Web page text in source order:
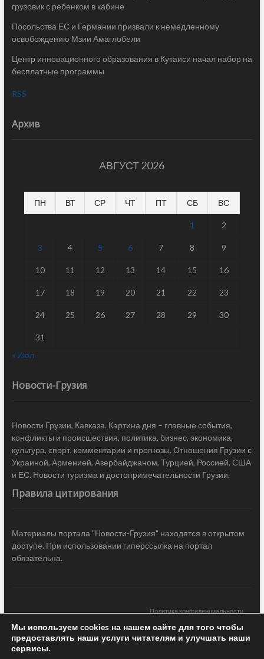
грузовик с ребенком в кабине
Посольства ЕС и Германии призвали к немедленному
освобождению Мзии Амаглобели
Центр инновационного образования в Кутаиси начал набор на
бесплатные программы
RSS
Архив
АВГУСТ 2026
ПН ВТ СР ЧТ ПТ СБ ВС
1 2
3 4 5 6 7 8 9
10 11 12 13 14 15 16
17 18 19 20 21 22 23
24 25 26 27 28 29 30
31
« Июл
Новости-Грузия
Новости Грузии, Кавказа. Картина дня – главные события,
конфликты и происшествия, политика, бизнес, экономика,
культура, спорт, комментарии и прогнозы. Отношения Грузии с
Украиной, Арменией, Азербайджаном, Турцией, Россией, США
и ЕС. Новости туризма и достопримечательности Грузии.
Правила цитирования
Материалы портала "Новости-Грузия" находятся в открытом
доступе. При использовании гиперссылка на портал
обязательна.
Политика конфиденциальности
Новости Грузии| Black Sea Press LTD © 2020 All Rights Reserved /
Design & development —
Мы используем cookies на нашем сайте для того чтобы
предоставлять наши услуги читателям и улучшать наши
сервисы.